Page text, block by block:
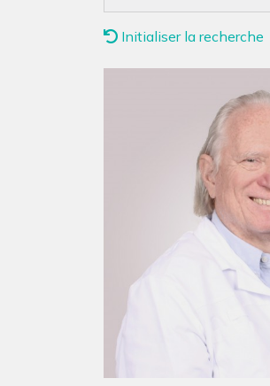
Initialiser la recherche